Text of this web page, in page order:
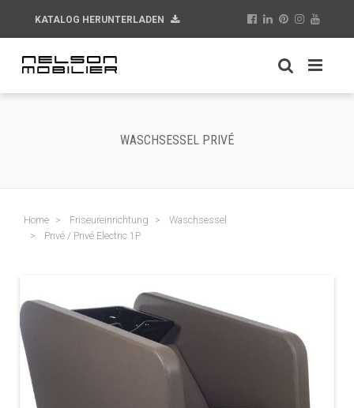
KATALOG HERUNTERLADEN
WASCHSESSEL PRIVÉ
Home Friseureinrichtung
Waschsessel
Privé / Privé Electric 1P